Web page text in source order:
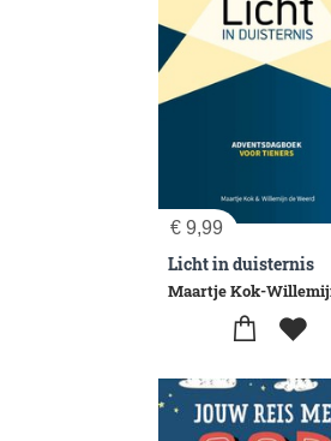
€ 9,99
Licht in duisternis